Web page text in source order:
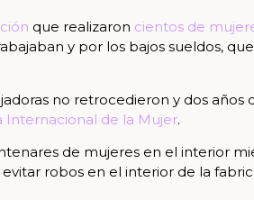
que realizaron cientos de
y por los bajos sueldos,
no retrocedieron y dos años
Internacional de la Mujer.
de mujeres en el interior
robos en el interior de la